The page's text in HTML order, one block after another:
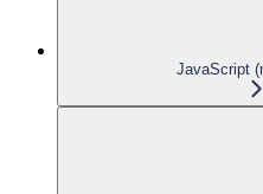
JavaScript